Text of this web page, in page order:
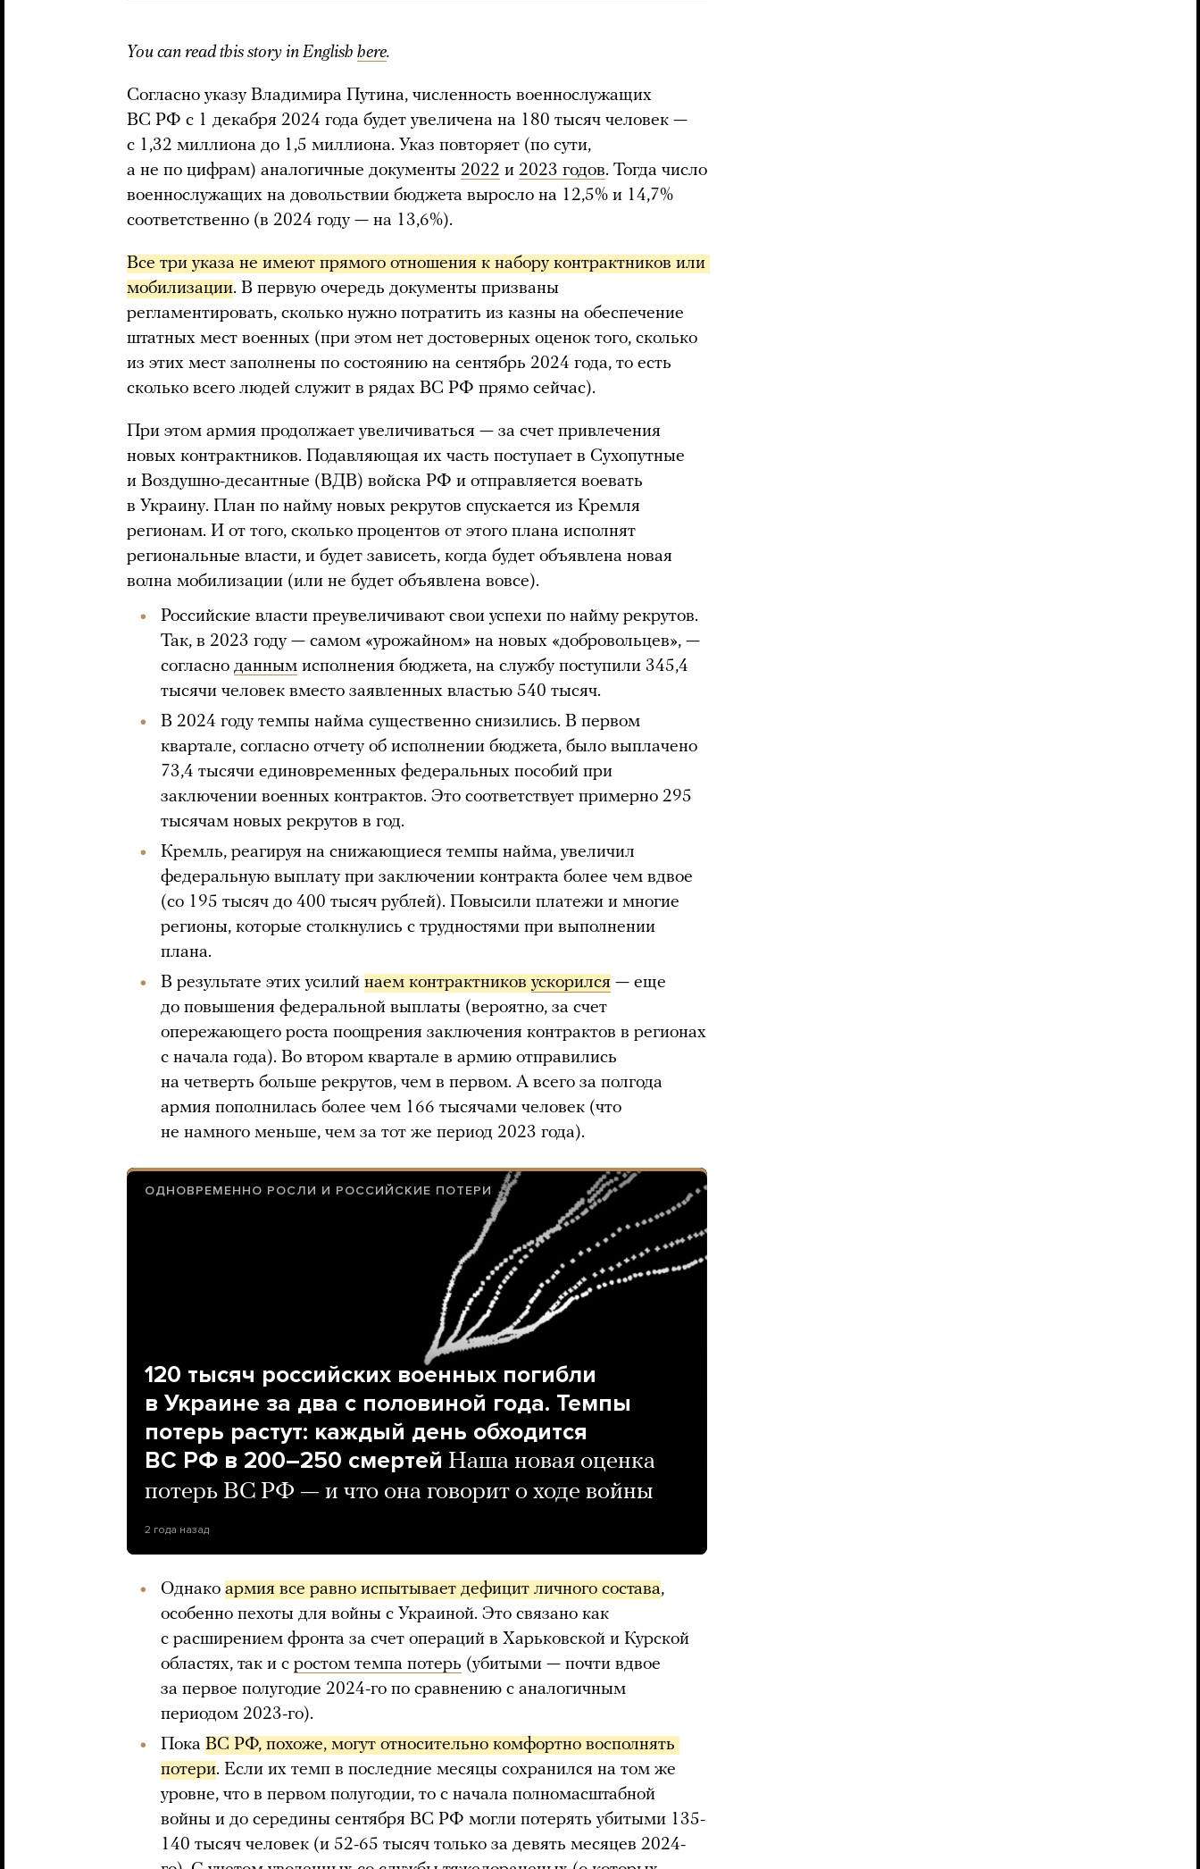
You can read this story in English here.
Согласно указу Владимира Путина, численность военнослужащих
ВС РФ с 1 декабря 2024 года будет увеличена на 180 тысяч человек —
с 1,32 миллиона до 1,5 миллиона. Указ повторяет (по сути,
а не по цифрам) аналогичные документы 2022 и 2023 годов. Тогда число
военнослужащих на довольствии бюджета выросло на 12,5% и 14,7%
соответственно (в 2024 году — на 13,6%).
Все три указа не имеют прямого отношения к набору контрактников или
мобилизации. В первую очередь документы призваны
регламентировать, сколько нужно потратить из казны на обеспечение
штатных мест военных (при этом нет достоверных оценок того, сколько
из этих мест заполнены по состоянию на сентябрь 2024 года, то есть
сколько всего людей служит в рядах ВС РФ прямо сейчас).
При этом армия продолжает увеличиваться — за счет привлечения
новых контрактников. Подавляющая их часть поступает в Сухопутные
и Воздушно-десантные (ВДВ) войска РФ и отправляется воевать
в Украину. План по найму новых рекрутов спускается из Кремля
регионам. И от того, сколько процентов от этого плана исполнят
региональные власти, и будет зависеть, когда будет объявлена новая
волна мобилизации (или не будет объявлена вовсе).
Российские власти преувеличивают свои успехи по найму рекрутов.
Так, в 2023 году — самом «урожайном» на новых «добровольцев», —
согласно данным исполнения бюджета, на службу поступили 345,4
тысячи человек вместо заявленных властью 540 тысяч.
В 2024 году темпы найма существенно снизились. В первом
квартале, согласно отчету об исполнении бюджета, было выплачено
73,4 тысячи единовременных федеральных пособий при
заключении военных контрактов. Это соответствует примерно 295
тысячам новых рекрутов в год.
Кремль, реагируя на снижающиеся темпы найма, увеличил
федеральную выплату при заключении контракта более чем вдвое
(со 195 тысяч до 400 тысяч рублей). Повысили платежи и многие
регионы, которые столкнулись с трудностями при выполнении
плана.
В результате этих усилий наем контрактников ускорился — еще
до повышения федеральной выплаты (вероятно, за счет
опережающего роста поощрения заключения контрактов в регионах
с начала года). Во втором квартале в армию отправились
на четверть больше рекрутов, чем в первом. А всего за полгода
армия пополнилась более чем 166 тысячами человек (что
не намного меньше, чем за тот же период 2023 года).
ОДНОВРЕМЕННО РОСЛИ И РОССИЙСКИЕ ПОТЕРИ
120 тысяч российских военных погибли
в Украине за два с половиной года. Темпы
потерь растут: каждый день обходится
ВС РФ в 200–250 смертей Наша новая оценка
потерь ВС РФ — и что она говорит о ходе войны
2 года назад
Однако армия все равно испытывает дефицит личного состава,
особенно пехоты для войны с Украиной. Это связано как
с расширением фронта за счет операций в Харьковской и Курской
областях, так и с ростом темпа потерь (убитыми — почти вдвое
за первое полугодие 2024-го по сравнению с аналогичным
периодом 2023-го).
Пока ВС РФ, похоже, могут относительно комфортно восполнять
потери. Если их темп в последние месяцы сохранился на том же
уровне, что в первом полугодии, то с начала полномасштабной
войны и до середины сентября ВС РФ могли потерять убитыми 135-
140 тысяч человек (и 52-65 тысяч только за девять месяцев 2024-